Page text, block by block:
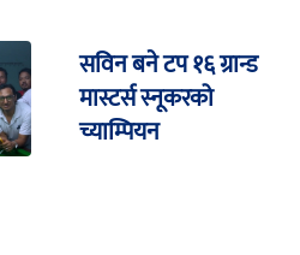
सविन बने टप १६ ग्रान्ड
मास्टर्स स्नूकरको
च्याम्पियन